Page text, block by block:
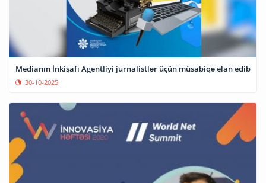
Medianın İnkişafı Agentliyi jurnalistlər üçün müsabiqə elan edib
30-10-2025